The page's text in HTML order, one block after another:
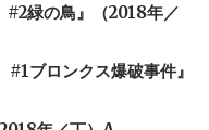
緑の鳥』（2018年／
ブロンクス爆破事件』